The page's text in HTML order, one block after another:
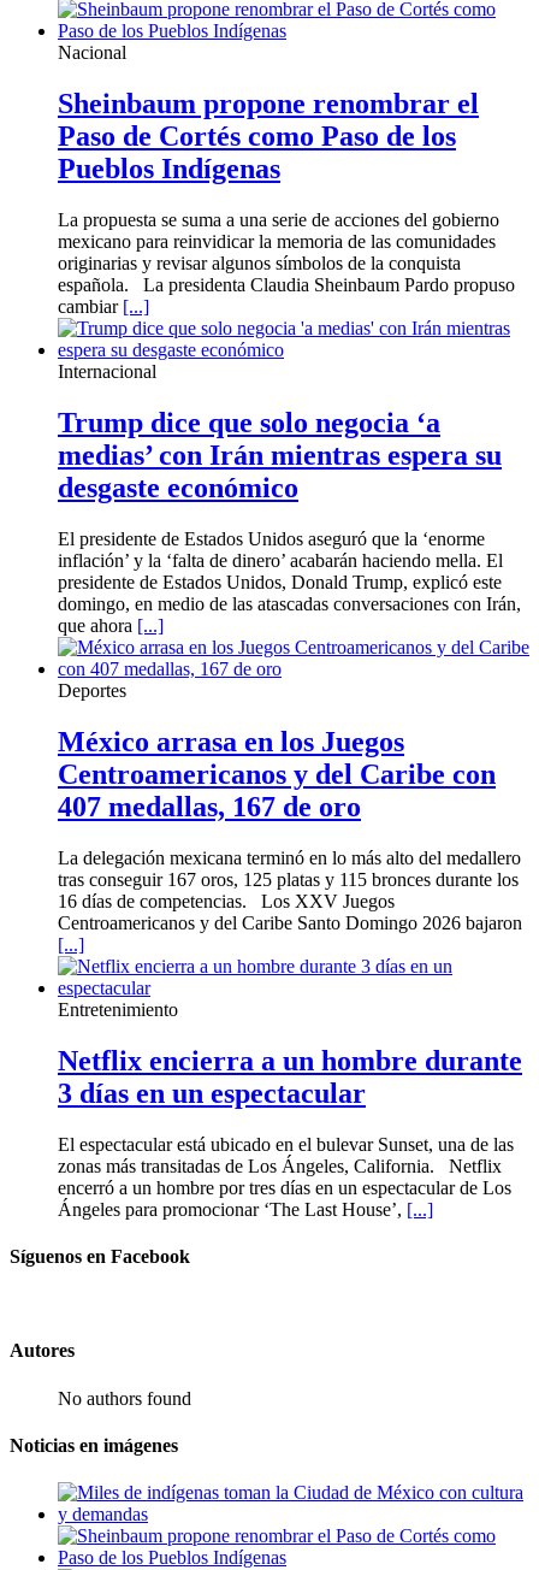
Nacional
Sheinbaum propone renombrar el
Paso de Cortés como Paso de los
Pueblos Indígenas
La propuesta se suma a una serie de acciones del gobierno
mexicano para reinvidicar la memoria de las comunidades
originarias y revisar algunos símbolos de la conquista
española. La presidenta Claudia Sheinbaum Pardo propuso
cambiar [...]
Internacional
Trump dice que solo negocia ‘a
medias’ con Irán mientras espera su
desgaste económico
El presidente de Estados Unidos aseguró que la ‘enorme
inflación’ y la ‘falta de dinero’ acabarán haciendo mella. El
presidente de Estados Unidos, Donald Trump, explicó este
domingo, en medio de las atascadas conversaciones con Irán,
que ahora [...]
Deportes
México arrasa en los Juegos
Centroamericanos y del Caribe con
407 medallas, 167 de oro
La delegación mexicana terminó en lo más alto del medallero
tras conseguir 167 oros, 125 platas y 115 bronces durante los
16 días de competencias. Los XXV Juegos
Centroamericanos y del Caribe Santo Domingo 2026 bajaron
[...]
Entretenimiento
Netflix encierra a un hombre durante
3 días en un espectacular
El espectacular está ubicado en el bulevar Sunset, una de las
zonas más transitadas de Los Ángeles, California. Netflix
encerró a un hombre por tres días en un espectacular de Los
Ángeles para promocionar ‘The Last House’, [...]
Síguenos en Facebook
Autores
No authors found
Noticias en imágenes